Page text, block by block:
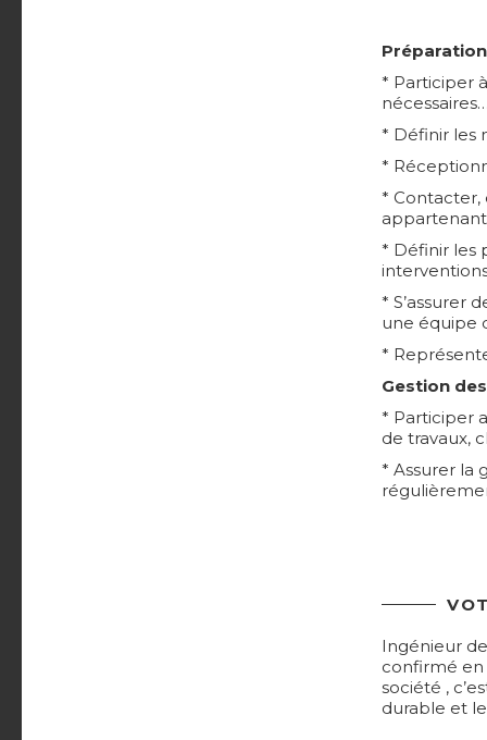
* Participer
* Définir les
*
* Contacter,
* Définir les
* S’assurer
une équipe
*
Gestion
* Participer
de travaux,
* Assurer la
Ingénieur
confirmé
société ,
durable et